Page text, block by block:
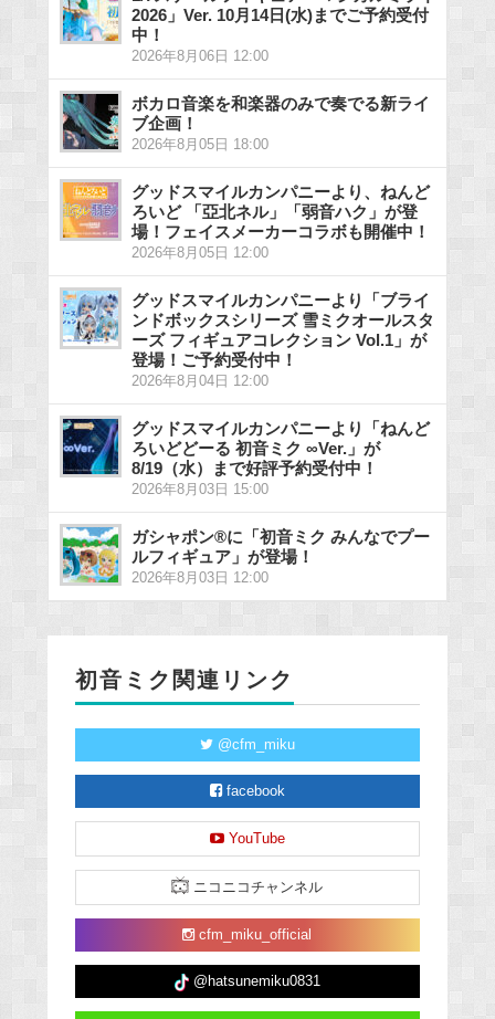
2026」Ver. 10月14日(水)までご予約受付
中！
2026年8月06日 12:00
ボカロ音楽を和楽器のみで奏でる新ライ
ブ企画！
2026年8月05日 18:00
グッドスマイルカンパニーより、ねんど
ろいど 「亞北ネル」「弱音ハク」が登
場！フェイスメーカーコラボも開催中！
2026年8月05日 12:00
グッドスマイルカンパニーより「ブライ
ンドボックスシリーズ 雪ミクオールスタ
ーズ フィギュアコレクション Vol.1」が
登場！ご予約受付中！
2026年8月04日 12:00
グッドスマイルカンパニーより「ねんど
ろいどどーる 初音ミク ∞Ver.」が
8/19（水）まで好評予約受付中！
2026年8月03日 15:00
ガシャポン®に「初音ミク みんなでプー
ルフィギュア」が登場！
2026年8月03日 12:00
初音ミク関連リンク
@cfm_miku
facebook
YouTube
ニコニコチャンネル
cfm_miku_official
@hatsunemiku0831